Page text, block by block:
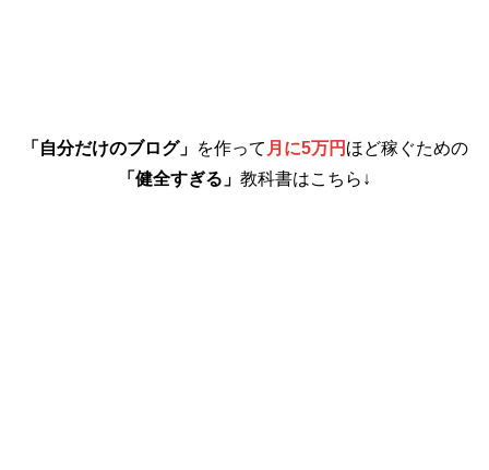
「自分だけのブログ」 を作って 月に5万円 ほど稼ぐための
「健全すぎる」 教科書はこちら↓